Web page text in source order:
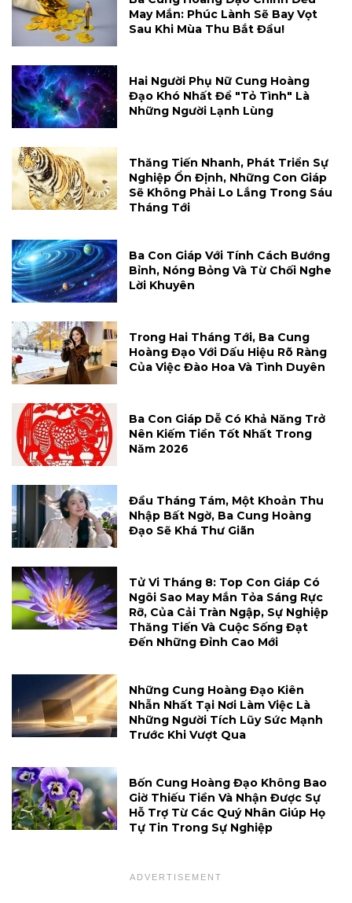
May Mắn: Phúc Lành Sẽ Bay Vọt
Sau Khi Mùa Thu Bắt Đầu!
Hai Người Phụ Nữ Cung Hoàng
Đạo Khó Nhất Để "tỏ Tình" Là
Những Người Lạnh Lùng
Thăng Tiến Nhanh, Phát Triển Sự
Nghiệp Ổn Định, Những Con Giáp
Sẽ Không Phải Lo Lắng Trong Sáu
Tháng Tới
Ba Con Giáp Với Tính Cách Bướng
Bỉnh, Nóng Bỏng Và Từ Chối Nghe
Lời Khuyên
Trong Hai Tháng Tới, Ba Cung
Hoàng Đạo Với Dấu Hiệu Rõ Ràng
Của Việc Đào Hoa Và Tình Duyên
Ba Con Giáp Dễ Có Khả Năng Trở
Nên Kiếm Tiền Tốt Nhất Trong
Năm 2026
Đầu Tháng Tám, Một Khoản Thu
Nhập Bất Ngờ, Ba Cung Hoàng
Đạo Sẽ Khá Thư Giãn
Tử Vi Tháng 8: Top Con Giáp Có
Ngôi Sao May Mắn Tỏa Sáng Rực
Rỡ, Của Cải Tràn Ngập, Sự Nghiệp
Thăng Tiến Và Cuộc Sống Đạt
Đến Những Đỉnh Cao Mới
Những Cung Hoàng Đạo Kiên
Nhẫn Nhất Tại Nơi Làm Việc Là
Những Người Tích Lũy Sức Mạnh
Trước Khi Vượt Qua
Bốn Cung Hoàng Đạo Không Bao
Giờ Thiếu Tiền Và Nhận Được Sự
Hỗ Trợ Từ Các Quý Nhân Giúp Họ
Tự Tin Trong Sự Nghiệp